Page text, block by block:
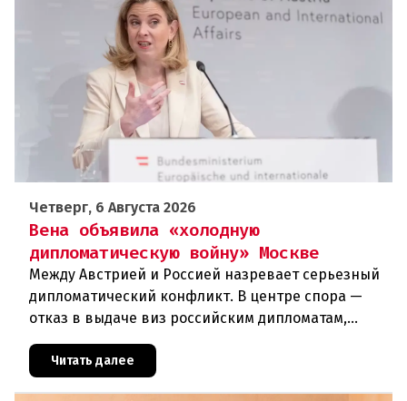
Четверг, 6 Августа 2026
Вена объявила «холодную
дипломатическую войну» Москве
Между Австрией и Россией назревает серьезный
дипломатический конфликт. В центре спора —
отказ в выдаче виз российским дипломатам,
международных организаций, которые
Читать далее